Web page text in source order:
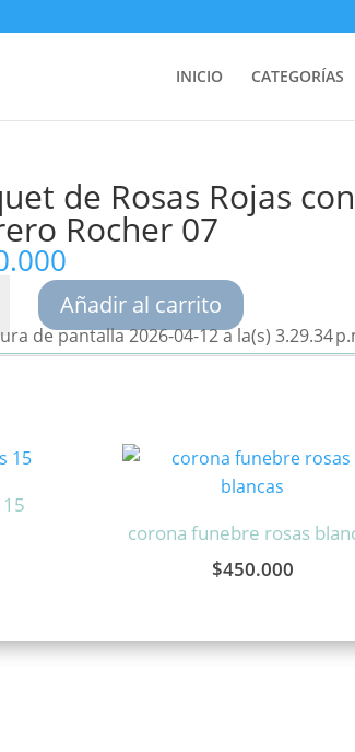
INICIO CATEGORÍAS
de Rosas Rojas
Rocher 07
Añadir al carrito
corona funebre rosas
$450.000